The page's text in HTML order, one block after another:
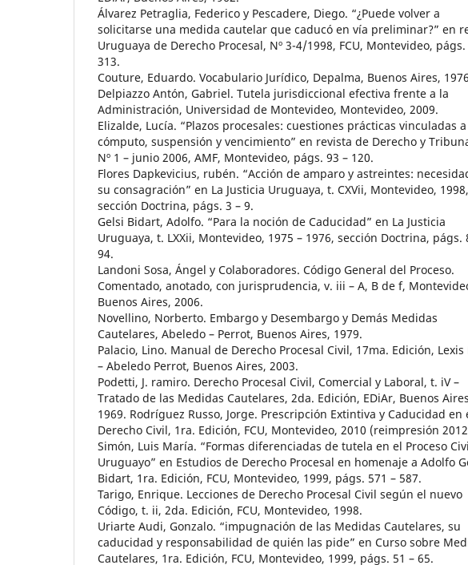
Álvarez Petraglia, Federico y Pescadere, Diego. “¿Puede volver a
solicitarse una medida cautelar que caducó en vía preliminar?” en
Uruguaya de Derecho Procesal, Nº 3-4/1998, FCU, Montevideo, págs.
313.
Couture, Eduardo. Vocabulario Jurídico, Depalma, Buenos Aires,
Delpiazzo Antón, Gabriel. Tutela jurisdiccional efectiva frente a la
Administración, Universidad de Montevideo, Montevideo, 2009.
Elizalde, Lucía. “Plazos procesales: cuestiones prácticas vinculadas
cómputo, suspensión y vencimiento” en revista de Derecho y
Nº 1 – junio 2006, AMF, Montevideo, págs. 93 – 120.
Flores Dapkevicius, rubén. “Acción de amparo y astreintes:
su consagración” en La Justicia Uruguaya, t. CXVii, Montevideo, 1998,
sección Doctrina, págs. 3 – 9.
Gelsi Bidart, Adolfo. “Para la noción de Caducidad” en La Justicia
Uruguaya, t. LXXii, Montevideo, 1975 – 1976, sección Doctrina, págs.
94.
Landoni Sosa, Ángel y Colaboradores. Código General del Proceso.
Comentado, anotado, con jurisprudencia, v. iii – A, B de f,
Buenos Aires, 2006.
Novellino, Norberto. Embargo y Desembargo y Demás Medidas
Cautelares, Abeledo – Perrot, Buenos Aires, 1979.
Palacio, Lino. Manual de Derecho Procesal Civil, 17ma. Edición, Lexis
– Abeledo Perrot, Buenos Aires, 2003.
Podetti, J. ramiro. Derecho Procesal Civil, Comercial y Laboral, t. iV –
Tratado de las Medidas Cautelares, 2da. Edición, EDiAr, Buenos
1969. Rodríguez Russo, Jorge. Prescripción Extintiva y Caducidad en
Derecho Civil, 1ra. Edición, FCU, Montevideo, 2010 (reimpresión
Simón, Luis María. “Formas diferenciadas de tutela en el Proceso
Uruguayo” en Estudios de Derecho Procesal en homenaje a Adolfo
Bidart, 1ra. Edición, FCU, Montevideo, 1999, págs. 571 – 587.
Tarigo, Enrique. Lecciones de Derecho Procesal Civil según el nuevo
Código, t. ii, 2da. Edición, FCU, Montevideo, 1998.
Uriarte Audi, Gonzalo. “impugnación de las Medidas Cautelares, su
caducidad y responsabilidad de quién las pide” en Curso sobre
Cautelares, 1ra. Edición, FCU, Montevideo, 1999, págs. 51 – 65.